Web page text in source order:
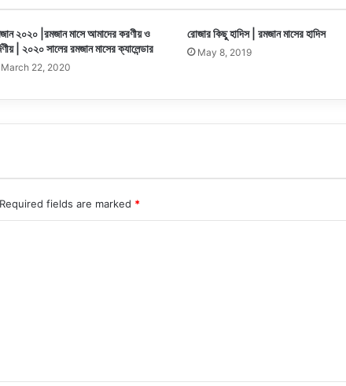
২০২০ |রমজান মাসে আমাদের করণীয় ও
| ২০২০ সালের রমজান মাসের ক্যালেন্ডার
March 22, 2020
রোজার কিছু হাদিস | রমজান মাসের হাদিস
May 8, 2019
Required fields are marked *